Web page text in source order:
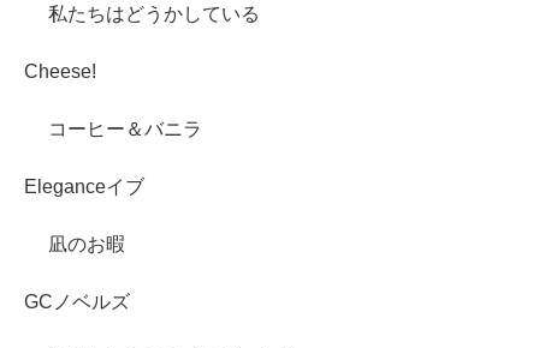
私たちはどうかしている
Cheese!
コーヒー＆バニラ
Eleganceイブ
凪のお暇
GCノベルズ